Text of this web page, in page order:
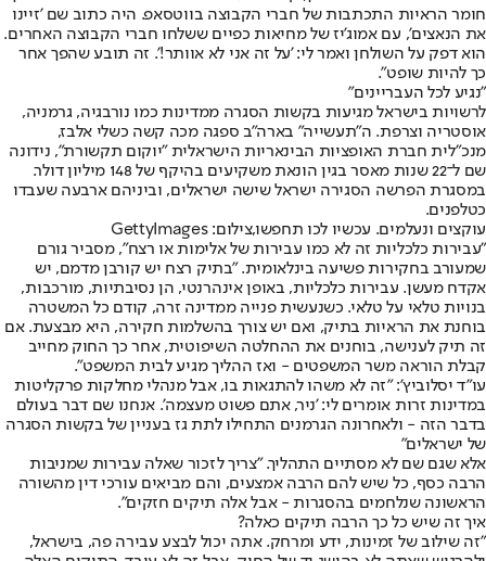
חומר הראיות התכתבות של חברי הקבוצה בווטסאפ. היה כתוב שם 'זיינו
את הנאצים', עם אמוג'יז של מחיאות כפיים ששלחו חברי הקבוצה האחרים.
הוא דפק על השולחן ואמר לי: 'על זה אני לא אוותר!'. זה תובע שהפך אחר
כך להיות שופט".
"נגיע לכל העבריינים"
לרשויות בישראל מגיעות בקשות הסגרה ממדינות כמו נורבגיה, גרמניה,
אוסטריה וצרפת. ה"תעשייה" בארה"ב ספגה מכה קשה כשלי אלבז,
מנכ"לית חברת האופציות הבינאריות הישראלית "יוקום תקשורת", נידונה
שם ל־22 שנות מאסר בגין הונאת משקיעים בהיקף של 148 מיליון דולר.
במסגרת הפרשה הסגירה ישראל שישה ישראלים, וביניהם ארבעה שעבדו
כטלפנים.
עוקצים ונעלמים. עכשיו לכו תחפשו,צילום: GettyImages
"עבירות כלכליות זה לא כמו עבירות של אלימות או רצח", מסביר גורם
שמעורב בחקירות פשיעה בינלאומית. "בתיק רצח יש קורבן מדמם, יש
אקדח מעשן. עבירות כלכליות, באופן אינהרנטי, הן נסיבתיות, מורכבות,
בנויות טלאי על טלאי. כשנעשית פנייה ממדינה זרה, קודם כל המשטרה
בוחנת את הראיות בתיק, ואם יש צורך בהשלמות חקירה, היא מבצעת. אם
זה תיק לענישה, בוחנים את ההחלטה השיפוטית, אחר כך החוק מחייב
קבלת הוראה משר המשפטים - ואז ההליך מגיע לבית המשפט".
עו"ד יסלוביץ': "זה לא משהו להתגאות בו, אבל מנהלי מחלקות פרקליטות
במדינות זרות אומרים לי: 'ניר, אתם פשוט מעצמה'. אנחנו שם דבר בעולם
בדבר הזה - ולאחרונה הגרמנים התחילו לתת גז בעניין של בקשות הסגרה
של ישראלים"
אלא שגם שם לא מסתיים התהליך. "צריך לזכור שאלה עבירות שמניבות
הרבה כסף, כל שיש להם הרבה אמצעים, והם מביאים עורכי דין מהשורה
הראשונה שנלחמים בהסגרות - אבל אלה תיקים חזקים".
איך זה שיש כל כך הרבה תיקים כאלה?
"זה שילוב של זמינות, ידע ומרחק. אתה יכול לבצע עבירה פה, בישראל,